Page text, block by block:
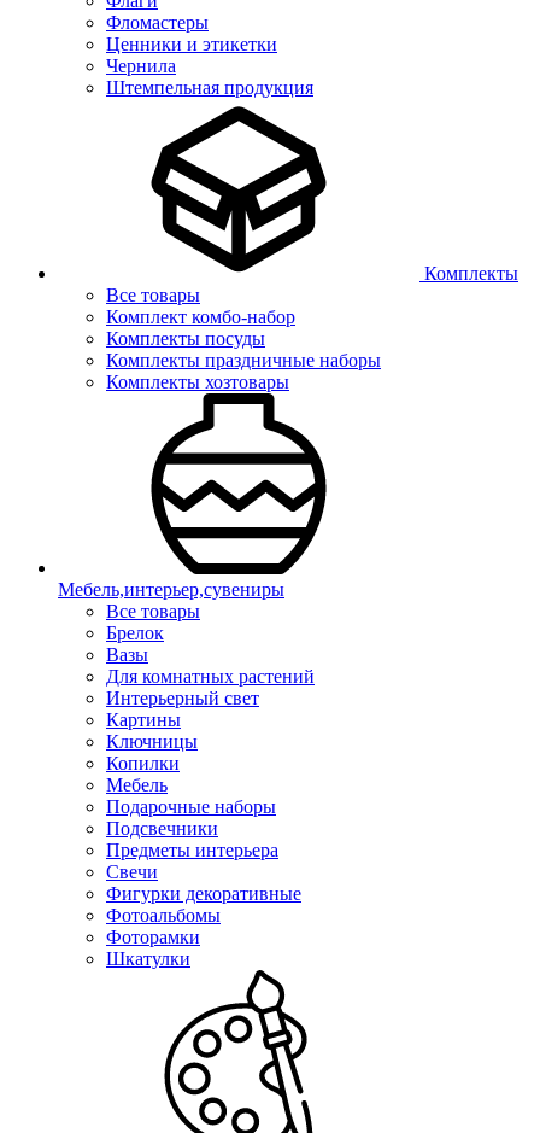
Фломастеры
Ценники и этикетки
Чернила
Штемпельная продукция
Комплекты
Все товары
Комплект комбо-набор
Комплекты посуды
Комплекты праздничные наборы
Комплекты хозтовары
Мебель,интерьер,сувениры
Все товары
Брелок
Вазы
Для комнатных растений
Интерьерный свет
Картины
Ключницы
Копилки
Мебель
Подарочные наборы
Подсвечники
Предметы интерьера
Свечи
Фигурки декоративные
Фотоальбомы
Фоторамки
Шкатулки